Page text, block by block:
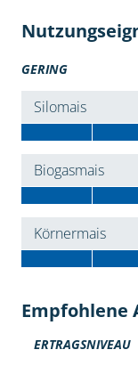
GERING
Silomais
Biogasmais
Körnermais
Empfohlene
ERTRAGSNIVEAU